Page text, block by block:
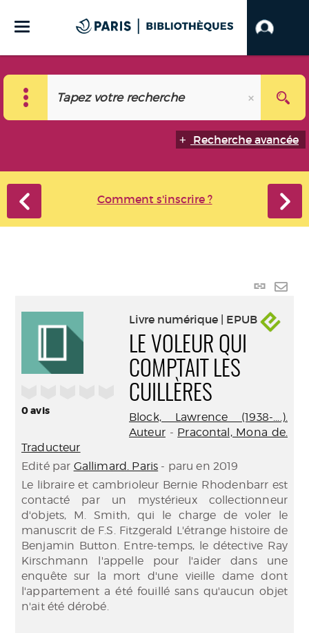
Recherche avancée
Comment s'inscrire ?
Lien
0avis
Livre numérique | EPUB
LE VOLEUR QUI
COMPTAIT LES
CUILLÈRES
Block, Lawrence (1938-....).
Auteur- Pracontal, Mona de.
Traducteur
Edité par Gallimard. Paris - paru en 2019
Le libraire et cambrioleur Bernie Rhodenbarr est
contacté par un mystérieux collectionneur
d'objets, M. Smith, qui le charge de voler le
manuscrit de F.S. Fitzgerald L'étrange histoire de
Benjamin Button. Entre-temps, le détective Ray
Kirschmann l'appelle pour l'aider dans une
enquête sur la mort d'une vieille dame dont
l'appartement a été fouillé sans qu'aucun objet
n'ait été dérobé.